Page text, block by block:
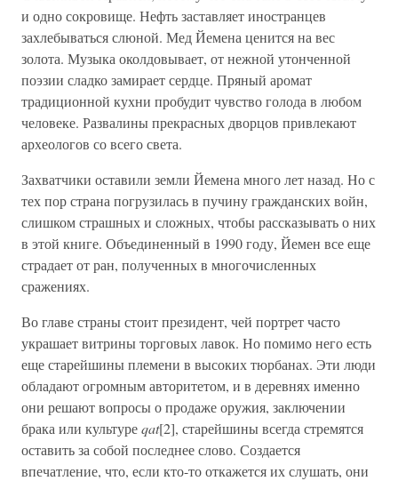
и одно сокровище. Нефть заставляет иностранцев
захлебываться слюной. Мед Йемена ценится на вес
золота. Музыка околдовывает, от нежной утонченной
поэзии сладко замирает сердце. Пряный аромат
традиционной кухни пробудит чувство голода в любом
человеке. Развалины прекрасных дворцов привлекают
археологов со всего света.
Захватчики оставили земли Йемена много лет назад. Но с
тех пор страна погрузилась в пучину гражданских войн,
слишком страшных и сложных, чтобы рассказывать о них
в этой книге. Объединенный в 1990 году, Йемен все еще
страдает от ран, полученных в многочисленных
сражениях.
Во главе страны стоит президент, чей портрет часто
украшает витрины торговых лавок. Но помимо него есть
еще старейшины племени в высоких тюрбанах. Эти люди
обладают огромным авторитетом, и в деревнях именно
они решают вопросы о продаже оружия, заключении
брака или культуреqat[2], старейшины всегда стремятся
оставить за собой последнее слово. Создается
впечатление, что, если кто-то откажется их слушать, они